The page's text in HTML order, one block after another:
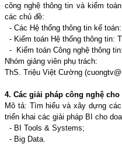
công nghệ thông tin và kiểm
các chủ đề:
- Các Hệ thống thông tin kế
- Kiểm toán Hệ thống thông tin:
- Kiểm toán Công nghệ thông
Nhóm giảng viên phụ trách:
ThS. Triệu Việt Cường
4. Các giải pháp công nghệ
Mô tả: Tìm hiểu và xây dựng
triển khai các giải pháp BI cho
- BI Tools & Systems;
- Big Data.